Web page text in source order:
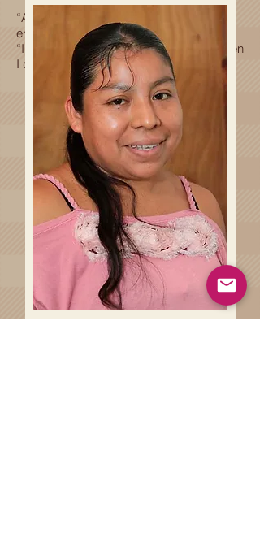
“Aprendí a bordar desde niña y desde
entonces lo hago con amor y alegría.”
“I learnt to weave as a child and since then
I do it with love and happiness.”